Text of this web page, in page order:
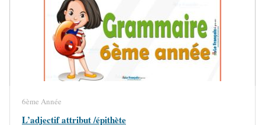
6ème Année
L’adjectif attribut /épithète